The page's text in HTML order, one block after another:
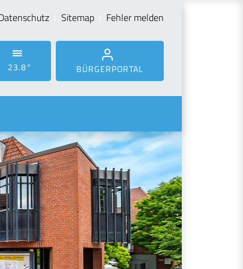
Sitemap Fehler melden
23.8° BÜRGERPORTAL